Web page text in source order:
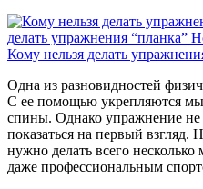
делать упражнения “планка”
Кому нельзя делать
Одна из разновидностей
С ее помощью укрепляются
спины. Однако упражнение не
показаться на первый взгляд.
нужно делать всего
даже профессиональным